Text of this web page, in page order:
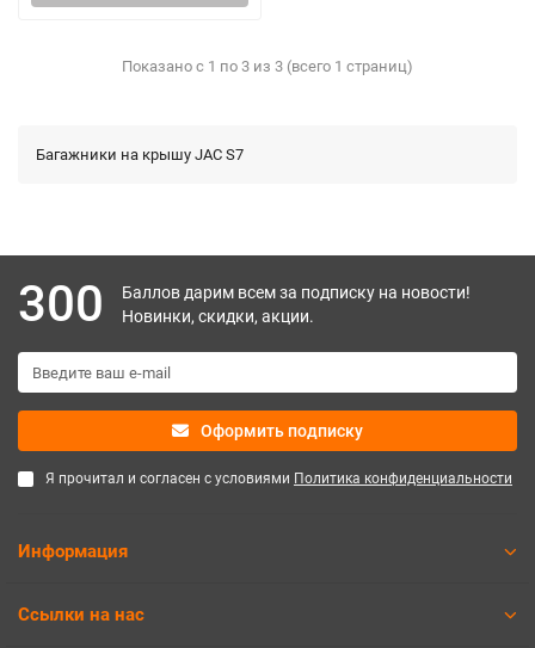
Показано с 1 по 3 из 3 (всего 1 страниц)
Багажники на крышу JAC S7
300
Баллов дарим всем за подписку на новости!
Новинки, скидки, акции.
Оформить подписку
Я прочитал и согласен с условиями Политика конфиденциальности
Информация
Ссылки на нас